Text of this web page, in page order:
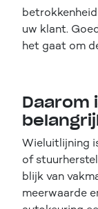
uw klant.
het gaat om
Daarom
Wieluitlijning
of
blijk van
meerwaarde